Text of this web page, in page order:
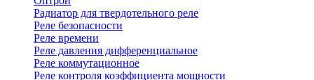
Радиатор для твердотельного реле
Реле безопасности
Реле времени
Реле давления дифференциальное
Реле коммутационное
Реле контроля коэффициента мощности